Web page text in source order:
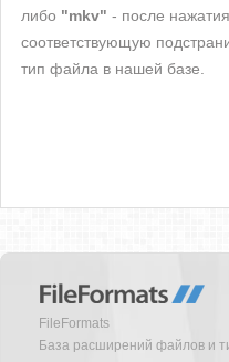
либо "mkv" - после
соответствующую
тип файла в нашей базе.
FileFormats
База расширений файлов и